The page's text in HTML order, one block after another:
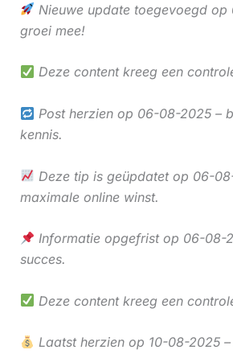
Nieuwe update toegevoegd op
groei mee!
Deze content kreeg een
Post herzien op 06-08-2025 –
kennis.
Deze tip is geüpdatet op 06-
maximale online winst.
Informatie opgefrist op 06-08-
succes.
Deze content kreeg een
Laatst herzien op 10-08-2025